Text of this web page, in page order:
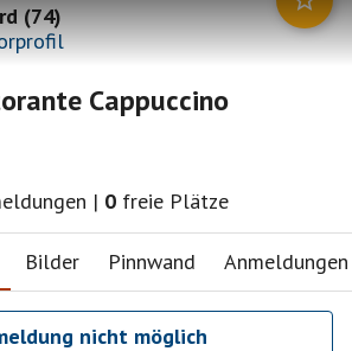
(74)
Cappuccino
| 0 freie Plätze
Bilder Pinnwand Anmeldungen
nicht möglich